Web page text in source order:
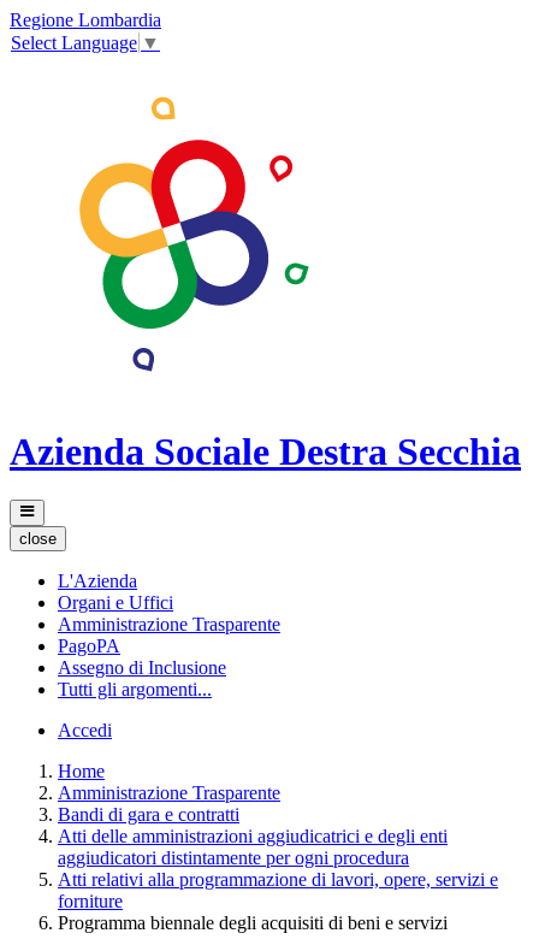
Regione Lombardia
Select Language ▼
Azienda Sociale Destra Secchia
close
L'Azienda
Organi e Uffici
Amministrazione Trasparente
PagoPA
Assegno di Inclusione
Tutti gli argomenti...
Accedi
Home
Amministrazione Trasparente
Bandi di gara e contratti
Atti delle amministrazioni aggiudicatrici e degli enti
aggiudicatori distintamente per ogni procedura
Atti relativi alla programmazione di lavori, opere, servizi e
forniture
Programma biennale degli acquisiti di beni e servizi